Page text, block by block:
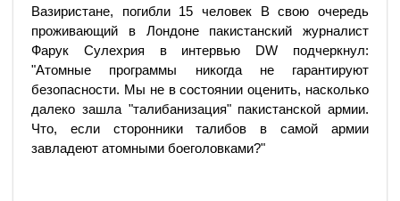
Вазиристане, погибли 15 человек В свою очередь
проживающий в Лондоне пакистанский журналист
Фарук Сулехрия в интервью DW подчеркнул:
"Атомные программы никогда не гарантируют
безопасности. Мы не в состоянии оценить, насколько
далеко зашла "талибанизация" пакистанской армии.
Что, если сторонники талибов в самой армии
завладеют атомными боеголовками?"